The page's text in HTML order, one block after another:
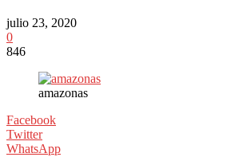
julio 23, 2020
0
846
amazonas
Facebook
Twitter
WhatsApp